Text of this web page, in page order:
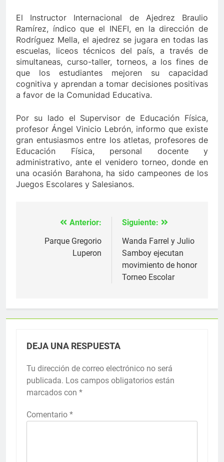
El Instructor Internacional de Ajedrez Braulio
Ramírez, índico que el INEFI, en la dirección de
Rodríguez Mella, el ajedrez se jugara en todas las
escuelas, liceos técnicos del país, a través de
simultaneas, curso-taller, torneos, a los fines de
que los estudiantes mejoren su capacidad
cognitiva y aprendan a tomar decisiones positivas
a favor de la Comunidad Educativa.
Por su lado el Supervisor de Educación Física,
profesor Ángel Vinicio Lebrón, informo que existe
gran entusiasmos entre los atletas, profesores de
Educación Física, personal docente y
administrativo, ante el venidero torneo, donde en
una ocasión Barahona, ha sido campeones de los
Juegos Escolares y Salesianos.
Navegación
Anterior:
Parque Gregorio
Luperon
Siguiente:
Wanda Farrel y Julio
Samboy ejecutan
movimiento de honor
Torneo Escolar
DEJA UNA RESPUESTA
Tu dirección de correo electrónico no será
publicada. Los campos obligatorios están
marcados con *
Comentario *